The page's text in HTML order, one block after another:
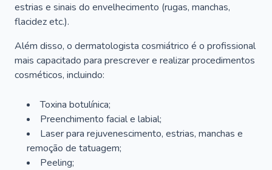
estrias e sinais do envelhecimento (rugas, manchas,
flacidez etc.).
Além disso, o dermatologista cosmiátrico é o profissional
mais capacitado para prescrever e realizar procedimentos
cosméticos, incluindo:
Toxina botulínica;
Preenchimento facial e labial;
Laser para rejuvenescimento, estrias, manchas e
remoção de tatuagem;
Peeling;